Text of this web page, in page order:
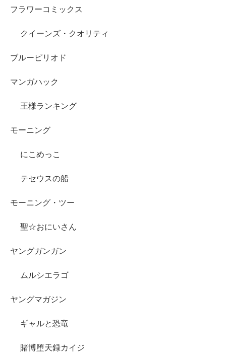
フラワーコミックス
クイーンズ・クオリティ
ブルーピリオド
マンガハック
王様ランキング
モーニング
にこめっこ
テセウスの船
モーニング・ツー
聖☆おにいさん
ヤングガンガン
ムルシエラゴ
ヤングマガジン
ギャルと恐竜
賭博堕天録カイジ